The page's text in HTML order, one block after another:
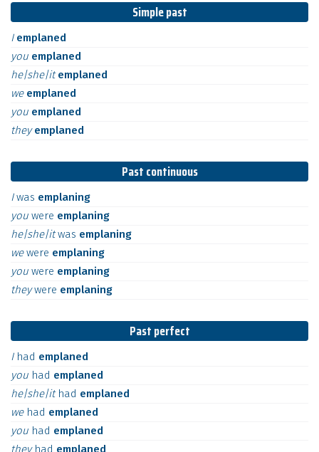
Simple past
I emplaned
you emplaned
he|she|itemplaned
we emplaned
you emplaned
theyemplaned
Past continuous
Iwas emplaning
you were emplaning
he|she|itwas emplaning
wewere emplaning
you were emplaning
theywere emplaning
Past perfect
I had emplaned
you had emplaned
he|she|it had emplaned
we had emplaned
you had emplaned
they had emplaned